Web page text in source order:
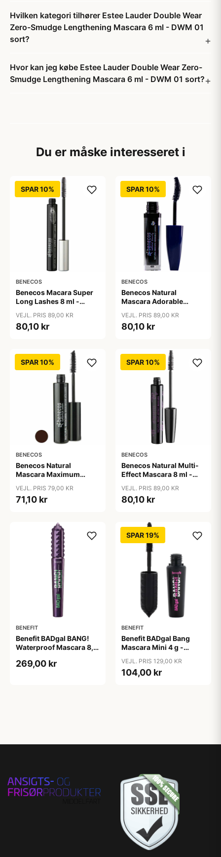
Hvilken kategori tilhører Estee Lauder Double Wear
Zero-Smudge Lengthening Mascara 6 ml - DWM 01
sort?
Hvor kan jeg købe Estee Lauder Double Wear Zero-
Smudge Lengthening Mascara 6 ml - DWM 01 sort?
Du er måske interesseret i
SPAR 10%
BENECOS
Benecos Macara Super
Long Lashes 8 ml -
VEJL. PRIS 89,00 KR
80,10 kr
SPAR 10%
BENECOS
Benecos Natural
Mascara Adorable
Ocean
VEJL. PRIS 89,00 KR
80,10 kr
SPAR 10%
BENECOS
Benecos Natural
Mascara Maximum
Brown
VEJL. PRIS 79,00 KR
71,10 kr
SPAR 10%
BENECOS
Benecos Natural Multi-
Effect Mascara 8 ml -
VEJL. PRIS 89,00 KR
80,10 kr
BENEFIT
Benefit BADgal BANG!
Waterproof Mascara 8,5
269,00 kr
SPAR 19%
BENEFIT
Benefit BADgal Bang
Mascara Mini 4 g -
VEJL. PRIS 129,00 KR
104,00 kr